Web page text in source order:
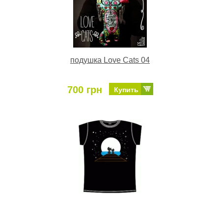
подушка Love Cats 04
700 грн Купить